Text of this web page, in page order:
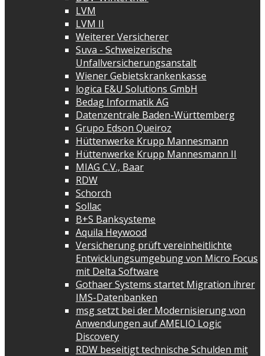
LVM
LVM II
Weiterer Versicherer
Suva - Schweizerische
Unfallversicherungsanstalt
Wiener Gebietskrankenkasse
logica E&U Solutions GmbH
Bedag Informatik AG
Datenzentrale Baden-Württemberg
Grupo Edson Queiroz
Hüttenwerke Krupp Mannesmann
Hüttenwerke Krupp Mannesmann II
MIAG C.V., Baar
RDW
Schorch
Sollac
B+S Banksysteme
Aquila Heywood
Versicherung prüft vereinheitlichte
Entwicklungsumgebung von Micro Focus
mit Delta Software
Gothaer Systems startet Migration ihrer
IMS-Datenbanken
msg setzt bei der Modernisierung von
Anwendungen auf AMELIO Logic
Discovery
RDW beseitigt technische Schulden mit